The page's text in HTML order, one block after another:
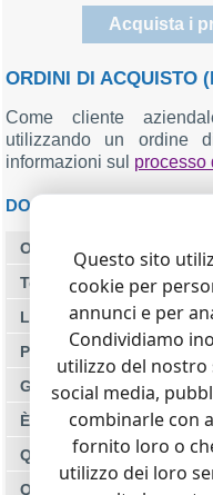
ORDINI DI ACQUISTO
Come cliente
utilizzando un ordine
informazioni sul processo
DOMANDE FREQUENTI
Ordini di acquisto (PO)
Termini di licenza
Le nostre politiche
Problemi con l'ordine?
Gli aggiornamenti del
È disponibile una
Quali metodi di
Quanto costa rinnovare
Questo sito
cookie per
annunci e per
Condividiamo
utilizzo del
social media,
combinarle con
fornito loro o
utilizzo dei loro